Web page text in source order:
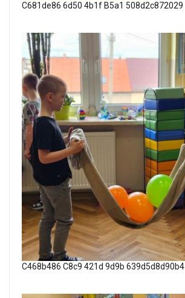
C681de86 6d50 4b1f B5a1 508d2c872029
C468b486 C8c9 421d 9d9b 639d5d8d90b4